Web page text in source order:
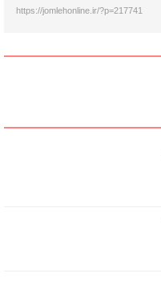
https://jomlehonline.ir/?p=217741